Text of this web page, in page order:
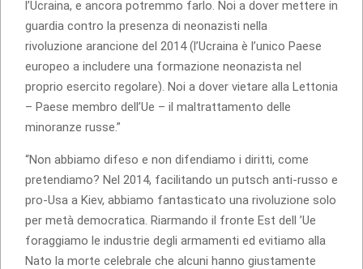
l’Ucraina, e ancora potremmo farlo. Noi a dover mettere in
guardia contro la presenza di neonazisti nella
rivoluzione arancione del 2014 (l’Ucraina è l’unico Paese
europeo a includere una formazione neonazista nel
proprio esercito regolare). Noi a dover vietare alla Lettonia
– Paese membro dell’Ue – il maltrattamento delle
minoranze russe.”
“Non abbiamo difeso e non difendiamo i diritti, come
pretendiamo? Nel 2014, facilitando un putsch anti-russo e
pro-Usa a Kiev, abbiamo fantasticato una rivoluzione solo
per metà democratica. Riarmando il fronte Est dell ’Ue
foraggiamo le industrie degli armamenti ed evitiamo alla
Nato la morte celebrale che alcuni hanno giustamente